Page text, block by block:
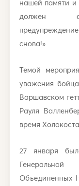
нашей памяти и
должен
снова!»
Темой
уважения
Варшавском
Рауля
время
27 января
Объединенных